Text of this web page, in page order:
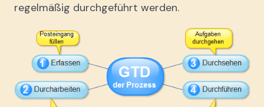
regelmäßig durchgeführt werden.